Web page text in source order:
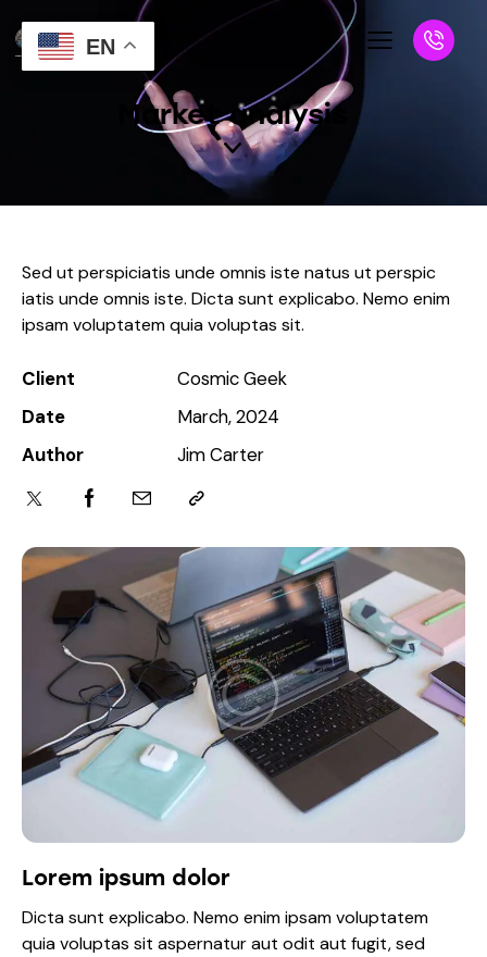
Market analysis
Sed ut perspiciatis unde omnis iste natus ut perspic
iatis unde omnis iste. Dicta sunt explicabo. Nemo enim
ipsam voluptatem quia voluptas sit.
Client
Cosmic Geek
Date
March, 2024
Author
Jim Carter
Lorem ipsum dolor
Dicta sunt explicabo. Nemo enim ipsam voluptatem
quia voluptas sit aspernatur aut odit aut fugit, sed
EN